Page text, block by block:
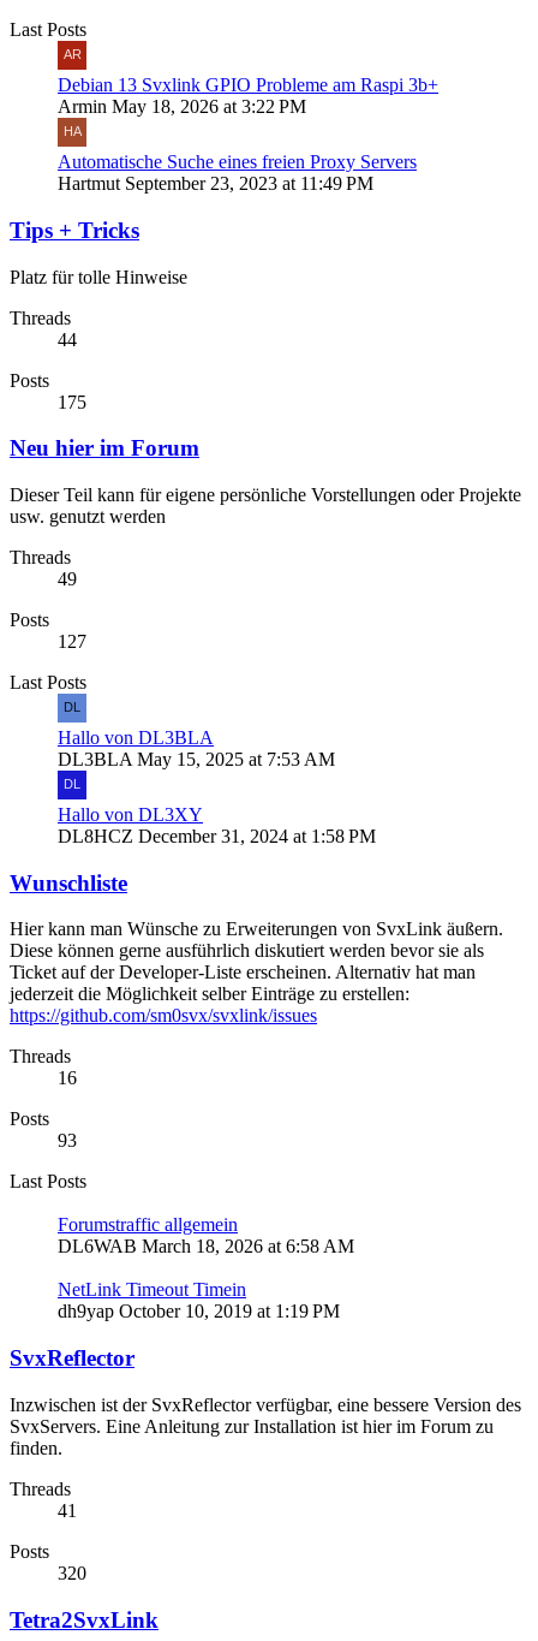
Last Posts
Debian 13 Svxlink GPIO Probleme am Raspi 3b+
Armin May 18, 2026 at 3:22 PM
Automatische Suche eines freien Proxy Servers
Hartmut September 23, 2023 at 11:49 PM
Tips + Tricks
Platz für tolle Hinweise
Threads
44
Posts
175
Neu hier im Forum
Dieser Teil kann für eigene persönliche Vorstellungen oder Projekte
usw. genutzt werden
Threads
49
Posts
127
Last Posts
Hallo von DL3BLA
DL3BLA May 15, 2025 at 7:53 AM
Hallo von DL3XY
DL8HCZ December 31, 2024 at 1:58 PM
Wunschliste
Hier kann man Wünsche zu Erweiterungen von SvxLink äußern.
Diese können gerne ausführlich diskutiert werden bevor sie als
Ticket auf der Developer-Liste erscheinen. Alternativ hat man
jederzeit die Möglichkeit selber Einträge zu erstellen:
https://github.com/sm0svx/svxlink/issues
Threads
16
Posts
93
Last Posts
Forumstraffic allgemein
DL6WAB March 18, 2026 at 6:58 AM
NetLink Timeout Timein
dh9yap October 10, 2019 at 1:19 PM
SvxReflector
Inzwischen ist der SvxReflector verfügbar, eine bessere Version des
SvxServers. Eine Anleitung zur Installation ist hier im Forum zu
finden.
Threads
41
Posts
320
Tetra2SvxLink